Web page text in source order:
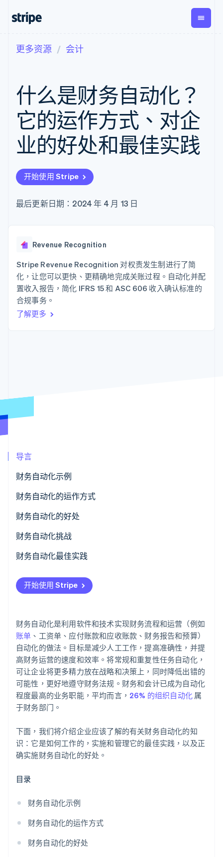
支付
在线支付
Managed
Payments
备案商家解决
方案
Payment links
无代码支付
预构建支付界
面
Elements
Payment
接入 125+ 种支
Authorization
Boost
支付成功率优
化
Link
加速结账
经常性收入
Metronome
按用量计费
Subscriptions
订阅管理
Invoicing
一次性或定期
Tax
销售税和增值
Recognition
Stripe Sigma
Data Pipeline
Global
Payouts
向第三
方打款
Crypto
钱包、
稳定币
更多
初创企业注册
Stripe Sessions 2026
立即观看
按企业阶段
按应用场景
智能体商务
加密货币
嵌入式金融
财务自动化
全球化企业
交易市场
按行业
AI 企业
文档
库与 SDK
Stripe Apps
指南
实施预置结账流程
构建平台或交易市场
管理订阅
发行稳定币支持的支付卡
资源
应用集成
代码示例
学习
指南
支持
获取支持
专业服务
公司
产品路线图
招聘
Stripe Press
成为合作伙伴
更多资源 会计
什么是财务自动化？
它的运作方式、对企
业的好处和最佳实践
开始使用 Stripe
最后更新日期：2024 年 4 月 13 日
Revenue Recognition
Stripe Revenue Recognition 对权责发生制进行了简
化，让您可以更快、更精确地完成关账过程。自动化并配
置收入报告，简化 IFRS 15 和 ASC 606 收入确认标准的
合规事务。
了解更多
导言
财务自动化示例
财务自动化的运作方式
财务自动化的好处
财务自动化挑战
财务自动化最佳实践
开始使用 Stripe
财务自动化是利用软件和技术实现财务流程和运营（例如
账单 、工资单、应付账款和应收账款、财务报告和预算）
自动化的做法。目标是减少人工工作，提高准确性，并提
高财务运营的速度和效率。将常规和重复性任务自动化，
可让企业将更多精力放在战略和决策上，同时降低出错的
可能性，更好地遵守财务法规。财务和会计已成为自动化
程度最高的业务职能，平均而言， 26% 的组织自动化 属
于财务部门。
下面，我们将介绍企业应该了解的有关财务自动化的知
识：它是如何工作的，实施和管理它的最佳实践，以及正
确实施财务自动化的好处。
目录
财务自动化示例
财务自动化的运作方式
财务自动化的好处